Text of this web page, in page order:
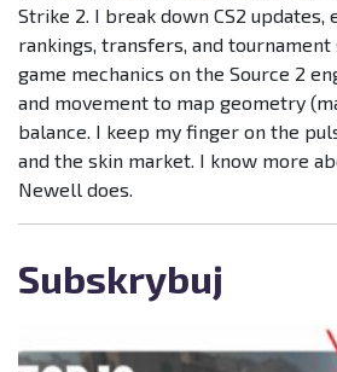
Strike 2. I break down CS2 updates,
rankings, transfers, and tournament
game mechanics on the Source 2
and movement to map geometry
balance. I keep my finger on the
and the skin market. I know more
Newell does.
Subskrybuj